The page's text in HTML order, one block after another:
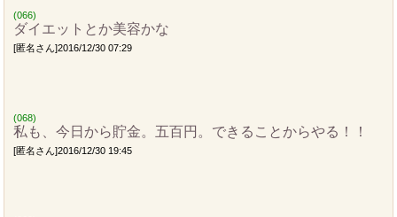
(066)
ダイエットとか美容かな
[匿名さん]2016/12/30 07:29
(068)
私も、今日から貯金。五百円。できることからやる！！
[匿名さん]2016/12/30 19:45